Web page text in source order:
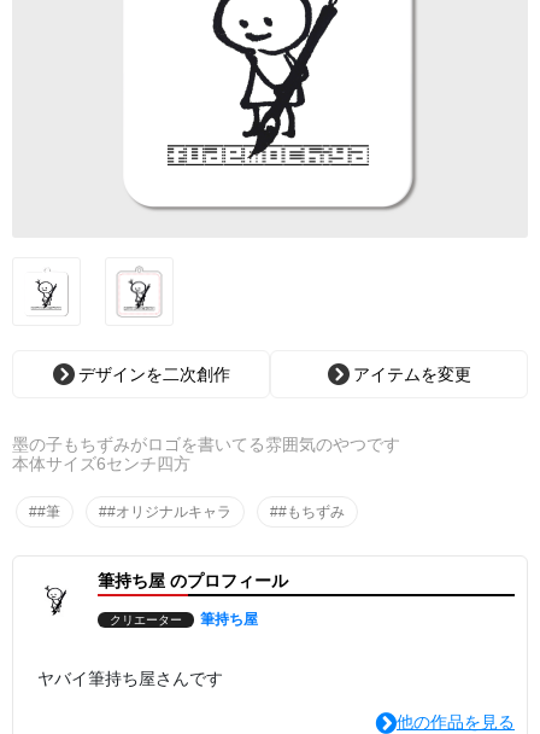
デザインを二次創作 アイテムを変更
墨の子もちずみがロゴを書いてる雰囲気のやつです
本体サイズ6センチ四方
##筆 ##オリジナルキャラ ##もちずみ
筆持ち屋 のプロフィール
クリエーター 筆持ち屋
ヤバイ筆持ち屋さんです
他の作品を見る